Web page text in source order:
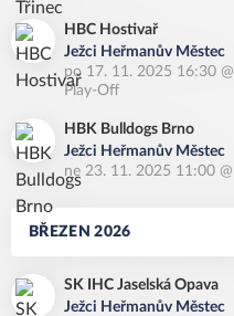
HBC Hostivař
Ježci Heřmanův Městec
po 17. 11. 2025 16:30 @
Play-Off
HBK Bulldogs Brno
Ježci Heřmanův Městec
ne 23. 11. 2025 11:00 @
BŘEZEN 2026
SK IHC Jaselská Opava
Ježci Heřmanův Městec